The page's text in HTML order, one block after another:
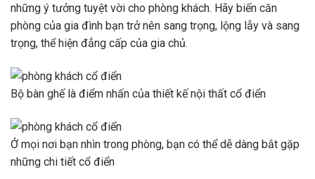
những ý tưởng tuyệt vời cho phòng khách. Hãy biến căn
phòng của gia đình bạn trở nên sang trọng, lộng lẫy và sang
trọng, thể hiện đẳng cấp của gia chủ.
Bộ bàn ghế là điểm nhấn của thiết kế nội thất cổ điển
Ở mọi nơi bạn nhìn trong phòng, bạn có thể dễ dàng bắt gặp
những chi tiết cổ điển